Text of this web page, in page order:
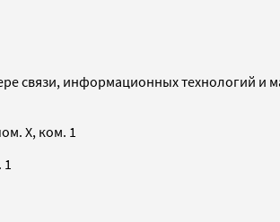
связи, информационных технологий и
X, ком. 1